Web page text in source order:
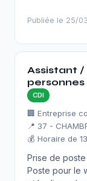
Publiée le 25/
Assistant /
CDI
🏢 Entreprise
📍 37 -
💰 Horaire de
Prise de
Poste pour le